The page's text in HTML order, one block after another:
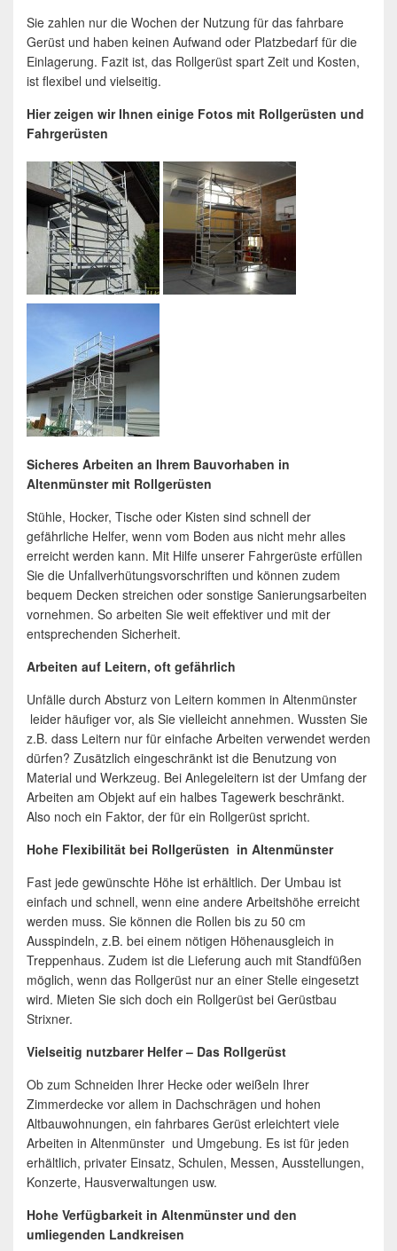
Sie zahlen nur die Wochen der Nutzung für das fahrbare
Gerüst und haben keinen Aufwand oder Platzbedarf für die
Einlagerung. Fazit ist, das Rollgerüst spart Zeit und Kosten,
ist flexibel und vielseitig.
Hier zeigen wir Ihnen einige Fotos mit Rollgerüsten und
Fahrgerüsten
Sicheres Arbeiten an Ihrem Bauvorhaben in
Altenmünster mit Rollgerüsten
Stühle, Hocker, Tische oder Kisten sind schnell der
gefährliche Helfer, wenn vom Boden aus nicht mehr alles
erreicht werden kann. Mit Hilfe unserer Fahrgerüste erfüllen
Sie die Unfallverhütungsvorschriften und können zudem
bequem Decken streichen oder sonstige Sanierungsarbeiten
vornehmen. So arbeiten Sie weit effektiver und mit der
entsprechenden Sicherheit.
Arbeiten auf Leitern, oft gefährlich
Unfälle durch Absturz von Leitern kommen in Altenmünster
leider häufiger vor, als Sie vielleicht annehmen. Wussten Sie
z.B. dass Leitern nur für einfache Arbeiten verwendet werden
dürfen? Zusätzlich eingeschränkt ist die Benutzung von
Material und Werkzeug. Bei Anlegeleitern ist der Umfang der
Arbeiten am Objekt auf ein halbes Tagewerk beschränkt.
Also noch ein Faktor, der für ein Rollgerüst spricht.
Hohe Flexibilität bei Rollgerüsten in Altenmünster
Fast jede gewünschte Höhe ist erhältlich. Der Umbau ist
einfach und schnell, wenn eine andere Arbeitshöhe erreicht
werden muss. Sie können die Rollen bis zu 50 cm
Ausspindeln, z.B. bei einem nötigen Höhenausgleich in
Treppenhaus. Zudem ist die Lieferung auch mit Standfüßen
möglich, wenn das Rollgerüst nur an einer Stelle eingesetzt
wird. Mieten Sie sich doch ein Rollgerüst bei Gerüstbau
Strixner.
Vielseitig nutzbarer Helfer – Das Rollgerüst
Ob zum Schneiden Ihrer Hecke oder weißeln Ihrer
Zimmerdecke vor allem in Dachschrägen und hohen
Altbauwohnungen, ein fahrbares Gerüst erleichtert viele
Arbeiten in Altenmünster und Umgebung. Es ist für jeden
erhältlich, privater Einsatz, Schulen, Messen, Ausstellungen,
Konzerte, Hausverwaltungen usw.
Hohe Verfügbarkeit in Altenmünster und den
umliegenden Landkreisen